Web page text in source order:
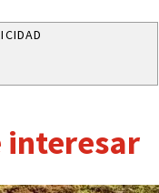
interesar